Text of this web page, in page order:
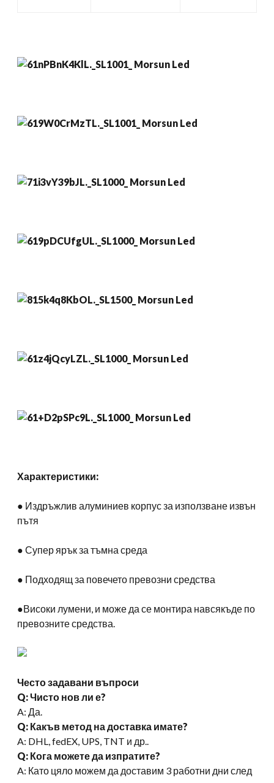
Характеристики:
● Издръжлив алуминиев корпус за използване извън
пътя
● Супер ярък за тъмна среда
● Подходящ за повечето превозни средства
●Високи лумени, и може да се монтира навсякъде по
превозните средства.
Често задавани въпроси
Q: Чисто нов ли е?
A: Да.
Q: Какъв метод на доставка имате?
A: DHL, fedEX, UPS, TNT и др..
Q: Кога можете да изпратите?
A: Като цяло можем да доставим 3 работни дни след